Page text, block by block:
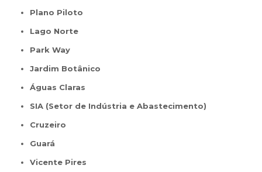
Plano Piloto
Lago Norte
Park Way
Jardim Botânico
Águas Claras
SIA (Setor de Indústria e Abastecimento)
Cruzeiro
Guará
Vicente Pires